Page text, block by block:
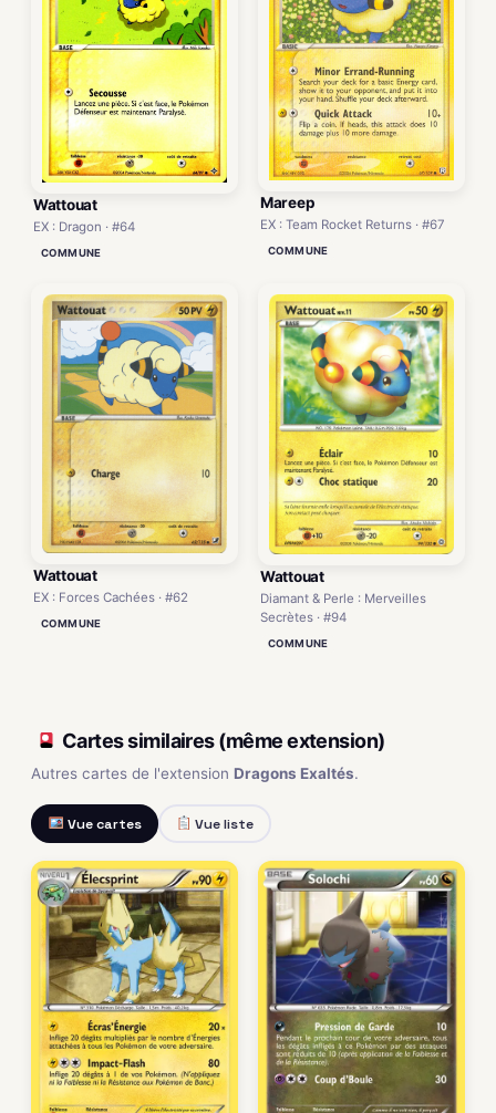
Wattouat
EX : Dragon · #64
COMMUNE
Mareep
EX : Team Rocket Returns · #67
COMMUNE
Wattouat
EX : Forces Cachées · #62
COMMUNE
Wattouat
Diamant & Perle : Merveilles
Secrètes · #94
COMMUNE
Cartes similaires (même extension)
Autres cartes de l'extension Dragons Exaltés.
Vue cartes Vue liste